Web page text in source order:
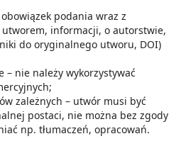
podania wraz z
informacji, o autorstwie,
do oryginalnego utworu, DOI)
– nie należy wykorzystywać
zależnych – utwór musi być
postaci, nie można bez zgody
np. tłumaczeń, opracowań.